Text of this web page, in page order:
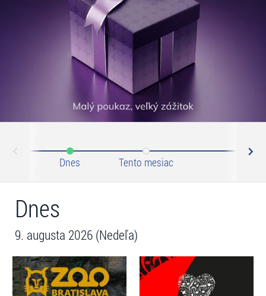
Dnes Tento mesiac
Dnes
9. augusta 2026 (Nedeľa)